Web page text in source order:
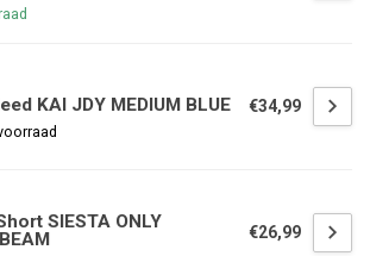
KAI JDY MEDIUM BLUE €34,99
SIESTA ONLY
€26,99